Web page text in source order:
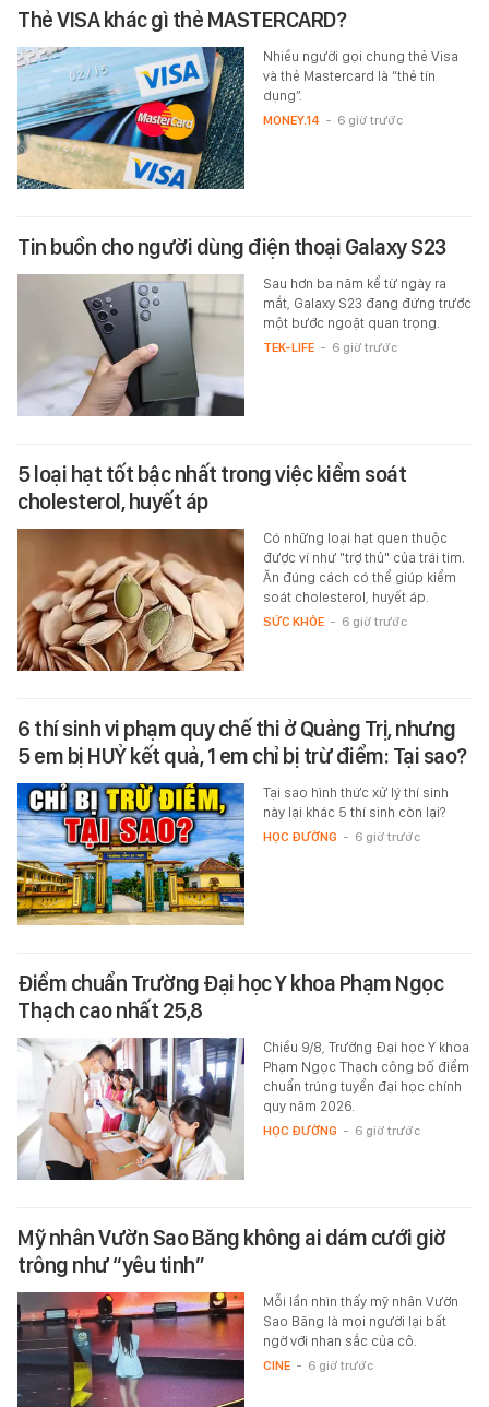
Thẻ VISA khác gì thẻ MASTERCARD?
Nhiều người gọi chung thẻ Visa
và thẻ Mastercard là “thẻ tín
dụng”.
MONEY.14 - 6 giờ trước
Tin buồn cho người dùng điện thoại Galaxy S23
Sau hơn ba năm kể từ ngày ra
mắt, Galaxy S23 đang đứng trước
một bước ngoặt quan trọng.
TEK-LIFE - 6 giờ trước
5 loại hạt tốt bậc nhất trong việc kiểm soát
cholesterol, huyết áp
Có những loại hạt quen thuộc
được ví như "trợ thủ" của trái tim.
Ăn đúng cách có thể giúp kiểm
soát cholesterol, huyết áp.
SỨC KHỎE - 6 giờ trước
6 thí sinh vi phạm quy chế thi ở Quảng Trị, nhưng
5 em bị HUỶ kết quả, 1 em chỉ bị trừ điểm: Tại sao?
Tại sao hình thức xử lý thí sinh
này lại khác 5 thí sinh còn lại?
HỌC ĐƯỜNG - 6 giờ trước
Điểm chuẩn Trường Đại học Y khoa Phạm Ngọc
Thạch cao nhất 25,8
Chiều 9/8, Trường Đại học Y khoa
Phạm Ngọc Thạch công bố điểm
chuẩn trúng tuyển đại học chính
quy năm 2026.
HỌC ĐƯỜNG - 6 giờ trước
Mỹ nhân Vườn Sao Băng không ai dám cưới giờ
trông như “yêu tinh”
Mỗi lần nhìn thấy mỹ nhân Vườn
Sao Băng là mọi người lại bất
ngờ với nhan sắc của cô.
CINE - 6 giờ trước